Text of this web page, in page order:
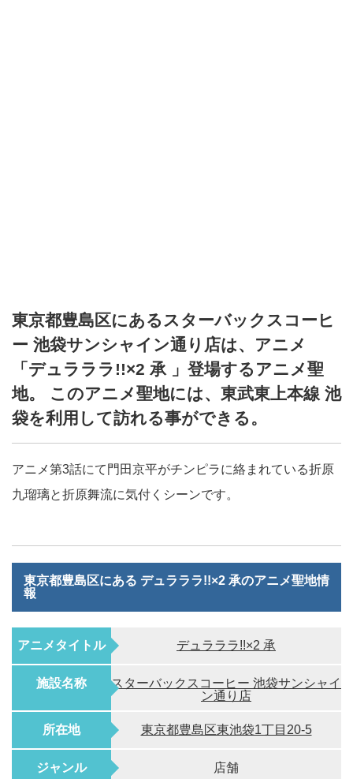
東京都豊島区にあるスターバックスコーヒ
ー 池袋サンシャイン通り店は、アニメ
「デュラララ!!×2 承 」登場するアニメ聖
地。 このアニメ聖地には、東武東上本線 池
袋を利用して訪れる事ができる。
アニメ第3話にて門田京平がチンピラに絡まれている折原
九瑠璃と折原舞流に気付くシーンです。
東京都豊島区にある デュラララ!!×2 承のアニメ聖地情
報
アニメタイトル デュラララ!!×2 承
施設名称
スターバックスコーヒー 池袋サンシャイ
ン通り店
所在地 東京都豊島区東池袋1丁目20-5
ジャンル 店舗